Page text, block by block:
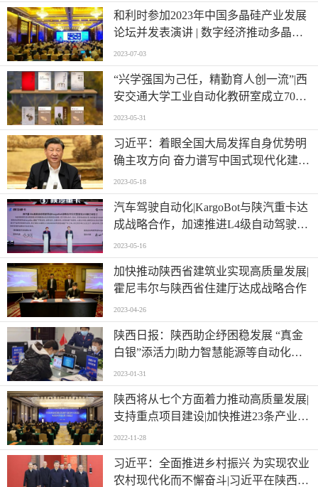
和利时参加2023年中国多晶硅产业发展
论坛并发表演讲 | 数字经济推动多晶硅
行业整体发展
2023-07-03
“兴学强国为己任，精勤育人创一流”|西
安交通大学工业自动化教研室成立70周
年纪念大会通告
2023-05-31
习近平：着眼全国大局发挥自身优势明
确主攻方向 奋力谱写中国式现代化建设
的陕西篇章
2023-05-18
汽车驾驶自动化|KargoBot与陕汽重卡达
成战略合作，加速推进L4级自动驾驶卡
车量产
2023-05-16
加快推动陕西省建筑业实现高质量发展|
霍尼韦尔与陕西省住建厅达成战略合作
2023-04-26
陕西日报：陕西助企纾困稳发展 “真金
白银”添活力|助力智慧能源等自动化科
技企业在秦创原创新驱动平台发展壮大
2023-01-31
陕西将从七个方面着力推动高质量发展|
支持重点项目建设|加快推进23条产业链
建设|“一带一路”|县域经济|生态环境保
护|共同富裕|强化经济运行调节
2022-11-28
习近平：全面推进乡村振兴 为实现农业
农村现代化而不懈奋斗|习近平在陕西延